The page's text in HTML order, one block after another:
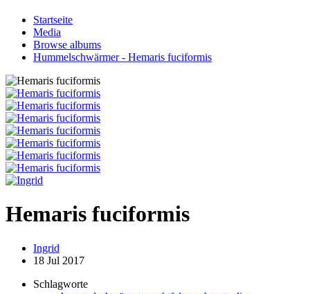
Startseite
Media
Browse albums
Hummelschwärmer - Hemaris fuciformis
Hemaris fuciformis
Ingrid
18 Jul 2017
Schlagworte